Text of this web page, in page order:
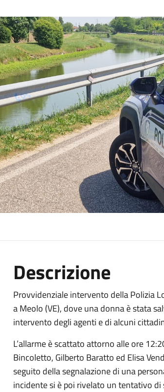
Descrizione
Provvidenziale intervento della Polizia
a Meolo (VE), dove una donna è stata
intervento degli agenti e di alcuni
L’allarme è scattato attorno alle ore
Bincoletto, Gilberto Baratto ed Elisa
seguito della segnalazione di una
incidente si è poi rivelato un tentativo di